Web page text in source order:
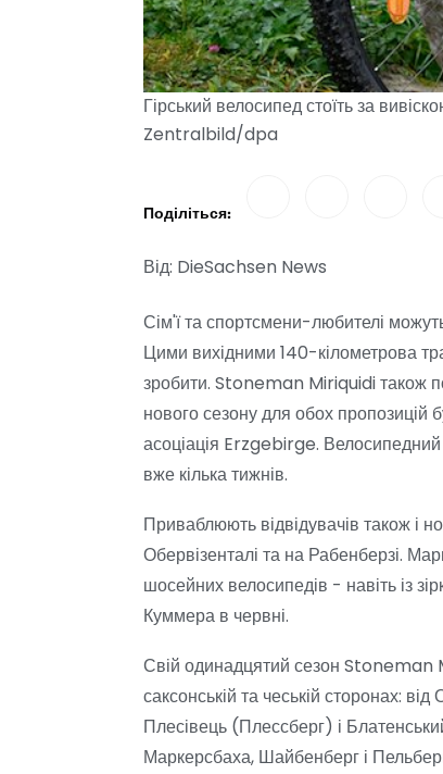
Гірський велосипед стоїть за
Zentralbild/dpa
Поділіться:
Від: DieSachsen News
Сім'ї та спортсмени-любителі
Цими вихідними 140-кілометрова
зробити. Stoneman Miriquidi також
нового сезону для обох
асоціація Erzgebirge.
вже кілька тижнів.
Приваблюють відвідувачів також і
Обервізенталі та на Рабенберзі.
шосейних велосипедів - навіть із
Куммера в червні.
Свій одинадцятий сезон Stoneman
саксонській та чеській сторонах:
Плесівець (Плессберг) і
Маркерсбаха, Шайбенберг і